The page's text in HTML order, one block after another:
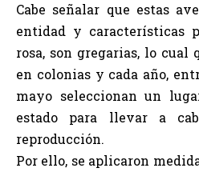
Cabe señalar que estas
entidad y características
rosa, son gregarias, lo
en colonias y cada año,
mayo seleccionan un
estado para llevar a
reproducción.
Por ello, se aplicaron